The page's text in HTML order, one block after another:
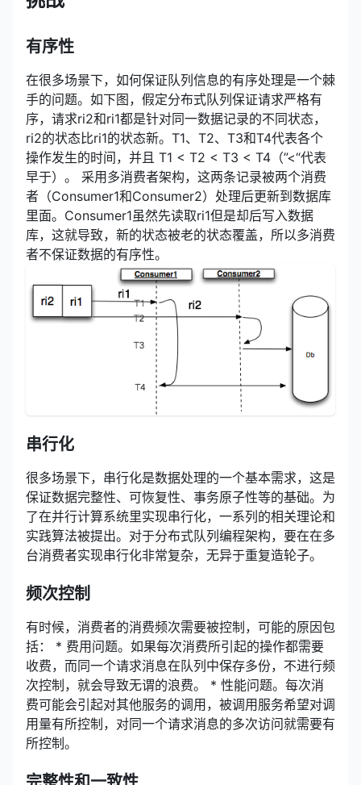
有序性
在很多场景下，如何保证队列信息的有序处理是一个棘
手的问题。如下图，假定分布式队列保证请求严格有
序，请求ri2和ri1都是针对同一数据记录的不同状态，
ri2的状态比ri1的状态新。T1、T2、T3和T4代表各个
操作发生的时间，并且 T1 < T2 < T3 < T4（”<“代表
早于）。 采用多消费者架构，这两条记录被两个消费
者（Consumer1和Consumer2）处理后更新到数据库
里面。Consumer1虽然先读取ri1但是却后写入数据
库，这就导致，新的状态被老的状态覆盖，所以多消费
者不保证数据的有序性。
串行化
很多场景下，串行化是数据处理的一个基本需求，这是
保证数据完整性、可恢复性、事务原子性等的基础。为
了在并行计算系统里实现串行化，一系列的相关理论和
实践算法被提出。对于分布式队列编程架构，要在在多
台消费者实现串行化非常复杂，无异于重复造轮子。
频次控制
有时候，消费者的消费频次需要被控制，可能的原因包
括： * 费用问题。如果每次消费所引起的操作都需要
收费，而同一个请求消息在队列中保存多份，不进行频
次控制，就会导致无谓的浪费。 * 性能问题。每次消
费可能会引起对其他服务的调用，被调用服务希望对调
用量有所控制，对同一个请求消息的多次访问就需要有
所控制。